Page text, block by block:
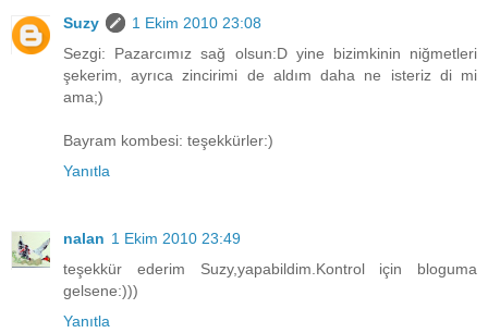
Suzy
1 Ekim 2010 23:08
Sezgi: Pazarcımız sağ olsun:D yine bizimkinin niğmetleri
şekerim, ayrıca zincirimi de aldım daha ne isteriz di mi
ama;)
Bayram kombesi: teşekkürler:)
Yanıtla
nalan 1 Ekim 2010 23:49
teşekkür ederim Suzy,yapabildim.Kontrol için bloguma
gelsene:)))
Yanıtla